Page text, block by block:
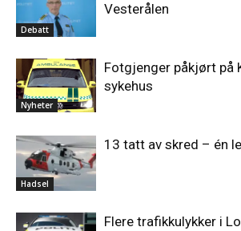
Debatt
Vesterålen
Nyheter
Fotgjenger påkjørt på
sykehus
Hadsel
13 tatt av skred – én
Flere trafikkulykker i